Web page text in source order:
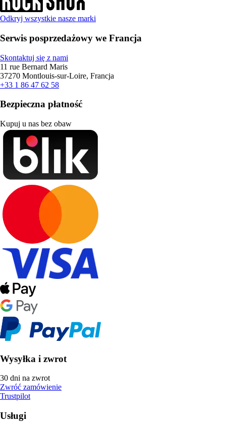
Odkryj wszystkie nasze marki
Serwis posprzedażowy we Francja
Skontaktuj się z nami
11 rue Bernard Maris
37270 Montlouis-sur-Loire, Francja
+33 1 86 47 62 58
Bezpieczna płatność
Kupuj u nas bez obaw
Wysyłka i zwrot
30 dni na zwrot
Zwróć zamówienie
Trustpilot
Usługi